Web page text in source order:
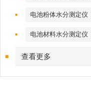
电池粉体水分测定仪
电池材料水分测定仪
查看更多